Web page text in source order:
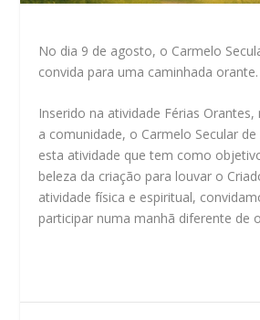
No dia 9 de agosto, o Carmelo
convida para uma caminhada orante.
Inserido na atividade Férias
a comunidade, o Carmelo Secular
esta atividade que tem como
beleza da criação para louvar o
atividade física e espiritual,
participar numa manhã diferente de